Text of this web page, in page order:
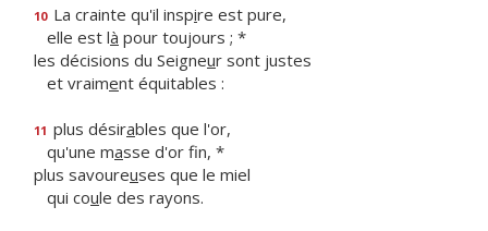
10 La crainte qu'il inspire est pure,
elle est là pour toujours ; *
les décisions du Seigneur sont justes
et vraiment équitables :
11 plus désirables que l'or,
qu'une masse d'or fin, *
plus savoureuses que le miel
qui coule des rayons.